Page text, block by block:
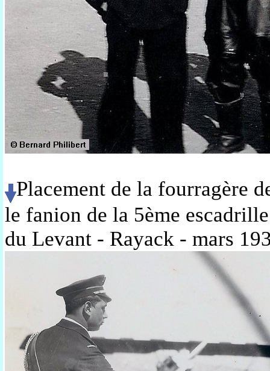
Placement de la fourragère
le fanion de la 5ème
du Levant - Rayack - mars